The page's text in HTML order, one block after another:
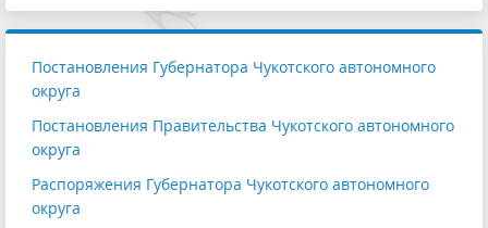
Постановления Губернатора Чукотского автономного
округа
Постановления Правительства Чукотского автономного
округа
Распоряжения Губернатора Чукотского автономного
округа